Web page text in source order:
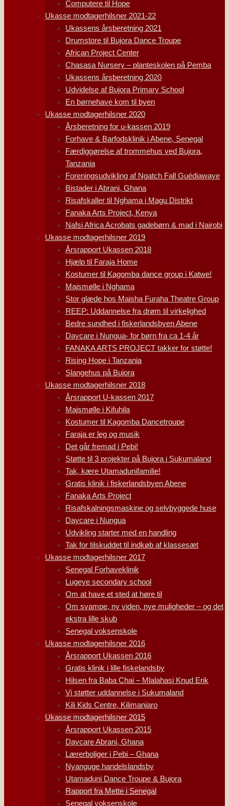
Computere til Hope
Ukasse modtagerhilsner 2021-22
Ukassens årsberetning 2021
Drumstore til Bujora Dance Troupe
African Project Center
Chasasa Nursery – planteskolen på Pemba
Ukassens årsberetning 2020
Udvidelse af Bujora Primary School
En børnehave kom til byen
Ukasse modtagerhilsner 2020
Årsberetning for u-kassen 2019
Forhave & Barfodsklinik i Abene, Senegal
Færdiggørelse af trommehus ved Bujora,
Tanzania
Foreningsudvikling af Ngatch Fall Guédiawaye
Bistader i Abrani, Ghana
Risafskaller til Nghama i Magu Distrikt
Fanaka Arts Project, Kenya
Nafsi Africa Acrobats gadebørn & mad i Nairobi
Ukasse modtagerhilsner 2019
Årsrapport Ukassen 2018
Hjælp til Faraja Home
Kostumer til Kagomba dance group i Katwe!
Majsmølle i Nghama
Stor glæde hos Maisha Furaha Theatre Group
REEP: Uddannelse fra drøm til virkelighed
Bedre sundhed i fiskerlandsbyen Abene
Daycare i Nungua- for børn fra ca 1-4 år
FANAKA ARTS PROJECT takker for støtte!
Rising Hope i Tanzania
Slangehus på Bujora
Ukasse modtagerhilsner 2018
Årsrapport U-kassen 2017
Majsmølle i Kifuhila
Kostumer til Kagomba Dancetroupe
Faraja er leg og musik
Det går fremad i Pebi!
Støtte til 3 projekter på Bujora i Sukumaland
Tak, kære Utamadunifamilie!
Gratis klinik i fiskerlandsbyen Abene
Fanaka Arts Project
Risafskalningsmaskine og selvbyggede huse
Daycare i Nungua
Udvikling starter med en handling
Tak for tilskuddet til indkøb af klassesæt
Ukasse modtagerhilsner 2017
Senegal Forhaveklinik
Lugeye secondary school
Om at have et sted at høre til
Om svampe, ny viden, nye muligheder – og det
ekstra lille skub
Senegal voksenskole
Ukasse modtagerhilsner 2016
Årsrapport Ukassen 2016
Gratis klinik i lille fiskelandsby
Hilsen fra Baba Chai – Mlalahasi Knud Erik
Vi støtter uddannelse i Sukumaland
Kili Kids Centre, Kilimanjaro
Ukasse modtagerhilsner 2015
Årsrapport Ukassen 2015
Daycare Abrani, Ghana
Lærerboliger i Pebi – Ghana
Nyanguge handelslandsby
Utamaduni Dance Troupe & Bujora
Rapport fra Mette i Senegal
Senegal voksenskole